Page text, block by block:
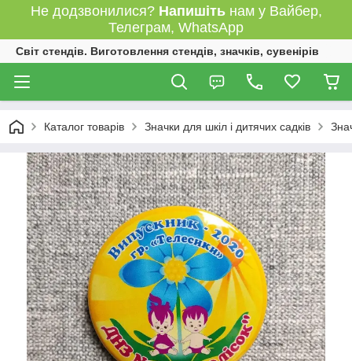
Не додзвонилися? Напишітьнам у Вайбер,
Телеграм, WhatsApp
Світ стендів. Виготовлення стендів, значків, сувенірів
Каталог товарів Значки для шкіл і дитячих садків